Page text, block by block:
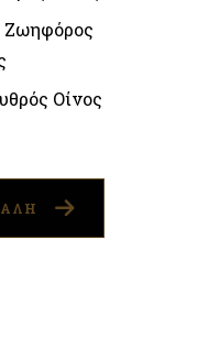
Ζωηφόρος
Οίνος